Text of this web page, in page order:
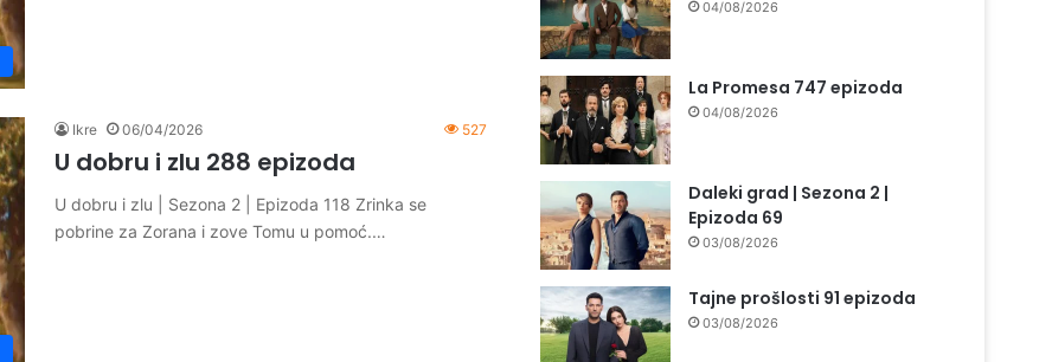
Ikre 06/04/2026 527
U dobru i zlu 288 epizoda
U dobru i zlu | Sezona 2 | Epizoda 118 Zrinka se
pobrine za Zorana i zove Tomu u pomoć.…
04/08/2026
La Promesa 747 epizoda
04/08/2026
Daleki grad | Sezona 2 |
Epizoda 69
03/08/2026
Tajne prošlosti 91 epizoda
03/08/2026